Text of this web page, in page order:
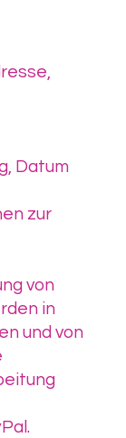
Datum
zur
von
in
und von